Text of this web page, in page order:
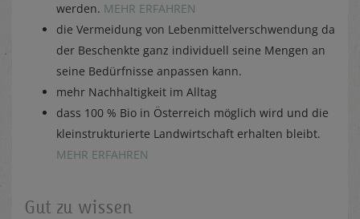
werden. MEHR ERFAHREN
die Vermeidung von Lebenmittelverschwendung da
der Beschenkte ganz individuell seine Mengen an
seine Bedürfnisse anpassen kann.
mehr Nachhaltigkeit im Alltag
dass 100 % Bio in Österreich möglich wird und die
kleinstrukturierte Landwirtschaft erhalten bleibt.
MEHR ERFAHREN
Gut zu wissen